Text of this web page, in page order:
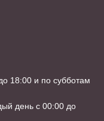
18:00 и по субботам
день с 00:00 до